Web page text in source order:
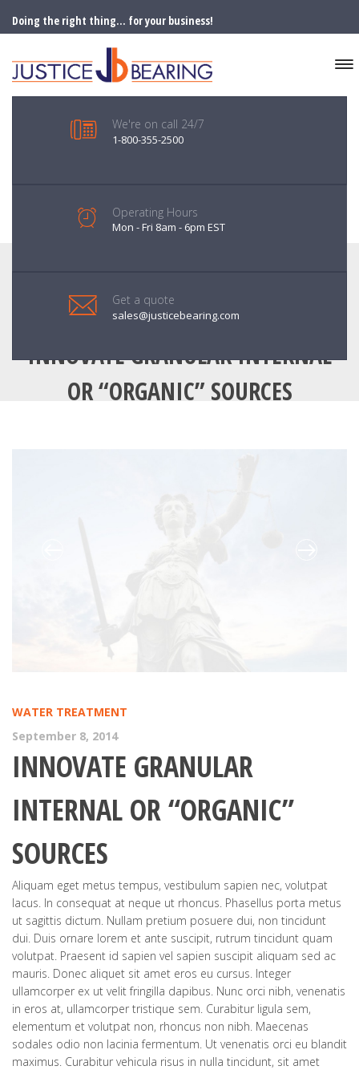
Doing the right thing... for your business!
INNOVATE GRANULAR INTERNAL
OR “ORGANIC” SOURCES
We're on call 24/7
1-800-355-2500
Operating Hours
Mon - Fri 8am - 6pm EST
Get a quote
sales@justicebearing.com
WATER TREATMENT
September 8, 2014
INNOVATE GRANULAR
INTERNAL OR “ORGANIC”
SOURCES
Aliquam eget metus tempus, vestibulum sapien nec, volutpat
lacus. In consequat at neque ut rhoncus. Phasellus porta metus
ut sagittis dictum. Nullam pretium posuere dui, non tincidunt
dui. Duis ornare lorem et ante suscipit, rutrum tincidunt quam
volutpat. Praesent id sapien vel sapien suscipit aliquam sed ac
mauris. Donec aliquet sit amet eros eu cursus. Integer
ullamcorper ex ut velit fringilla dapibus. Nunc orci nibh, venenatis
in eros at, ullamcorper tristique sem. Curabitur ligula sem,
elementum et volutpat non, rhoncus non nibh. Maecenas
sodales odio non lacinia fermentum. Ut venenatis orci eu blandit
maximus. Curabitur vehicula risus in nulla tincidunt, sit amet